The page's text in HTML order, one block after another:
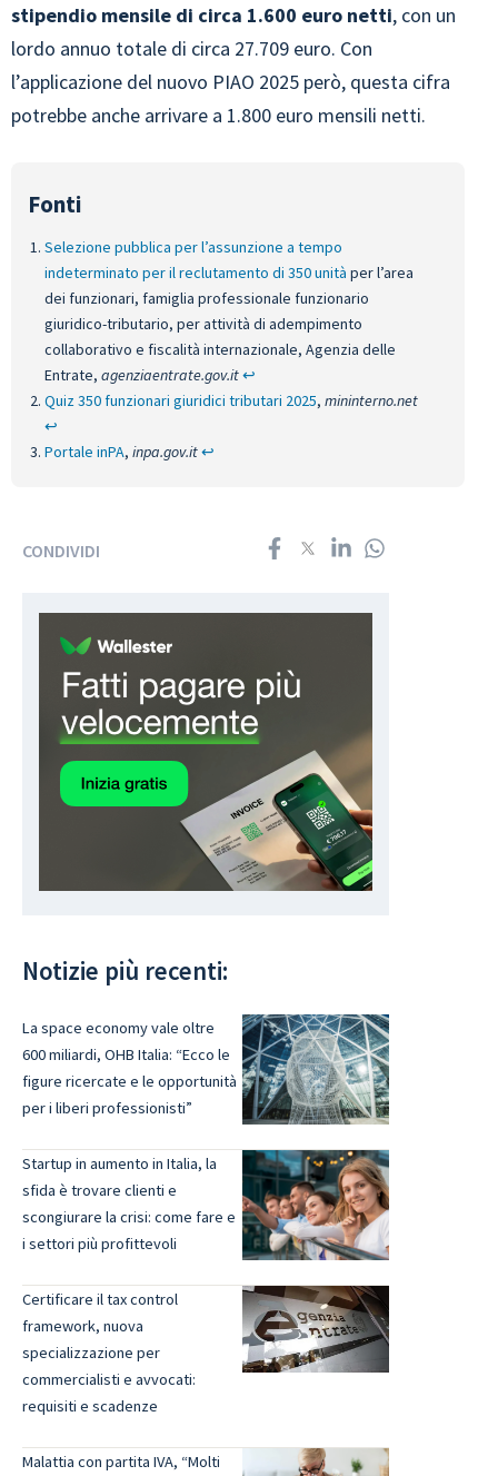
stipendio mensile di circa 1.600 euro netti, con un
lordo annuo totale di circa 27.709 euro. Con
l’applicazione del nuovo PIAO 2025 però, questa cifra
potrebbe anche arrivare a 1.800 euro mensili netti.
Selezione pubblica per l’assunzione a tempo
indeterminato per il reclutamento di 350 unità per l’area
dei funzionari, famiglia professionale funzionario
giuridico-tributario, per attività di adempimento
collaborativo e fiscalità internazionale, Agenzia delle
Entrate, agenziaentrate.gov.it↩︎
Quiz 350 funzionari giuridici tributari 2025, mininterno.net
↩︎
Portale inPA, inpa.gov.it↩︎
CONDIVIDI
Notizie più recenti:
La space economy vale oltre
600 miliardi, OHB Italia: “Ecco le
figure ricercate e le opportunità
per i liberi professionisti”
Startup in aumento in Italia, la
sfida è trovare clienti e
scongiurare la crisi: come fare e
i settori più profittevoli
Certificare il tax control
framework, nuova
specializzazione per
commercialisti e avvocati:
requisiti e scadenze
Malattia con partita IVA, “Molti